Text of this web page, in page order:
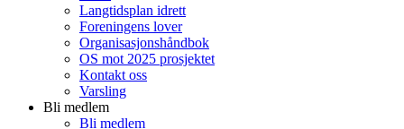
Langtidsplan idrett
Foreningens lover
Organisasjonshåndbok
OS mot 2025 prosjektet
Kontakt oss
Varsling
Bli medlem
Bli medlem